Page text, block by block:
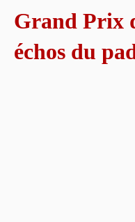
Grand Prix
échos du